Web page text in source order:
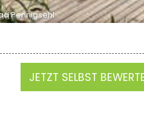
Pennigsehl
JETZT SELBST